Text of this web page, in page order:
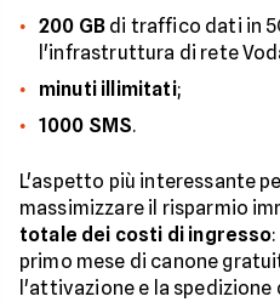
200 GBdi traffico dati in
l'infrastruttura di rete
minuti illimitati;
1000 SMS.
L'aspetto più interessante
massimizzare il risparmio
totale dei costi di ingresso
primo mese di canone
l'attivazione e la spedizione